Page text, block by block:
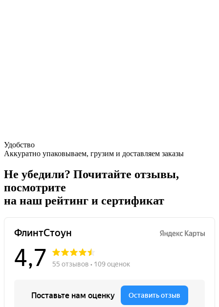
Удобство
Аккуратно упаковываем, грузим и доставляем заказы
Не убедили? Почитайте отзывы,
посмотрите
на наш рейтинг и сертификат